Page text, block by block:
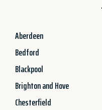
Aberdeen
Bedford
Blackpool
Brighton and Hove
Chesterfield